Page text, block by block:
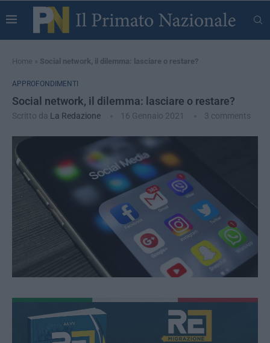
Home » Social network, il dilemma: lasciare o restare?
APPROFONDIMENTI
Social network, il dilemma: lasciare o restare?
Scritto da La Redazione 16 Gennaio 2021 3 comments